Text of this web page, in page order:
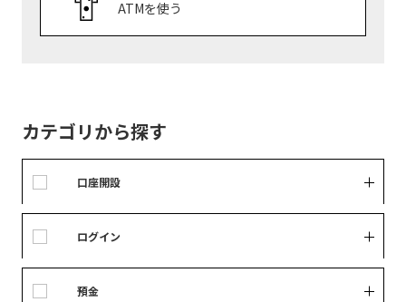
ATMを使う
カテゴリから探す
口座開設
ログイン
預金